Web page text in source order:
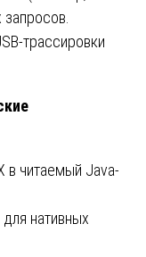
трассировки
в читаемый Java-
нативных